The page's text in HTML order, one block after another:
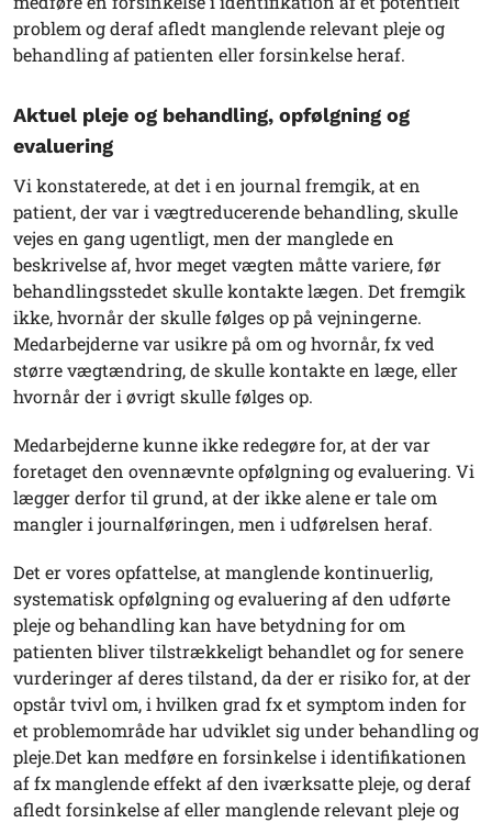
problem og deraf afledt manglende relevant pleje og
behandling af patienten eller forsinkelse heraf.
Aktuel pleje og behandling, opfølgning og
evaluering
Vi konstaterede, at det i en journal fremgik, at en
patient, der var i vægtreducerende behandling, skulle
vejes en gang ugentligt, men der manglede en
beskrivelse af, hvor meget vægten måtte variere, før
behandlingsstedet skulle kontakte lægen. Det fremgik
ikke, hvornår der skulle følges op på vejningerne.
Medarbejderne var usikre på om og hvornår, fx ved
større vægtændring, de skulle kontakte en læge, eller
hvornår der i øvrigt skulle følges op.
Medarbejderne kunne ikke redegøre for, at der var
foretaget den ovennævnte opfølgning og evaluering. Vi
lægger derfor til grund, at der ikke alene er tale om
mangler i journalføringen, men i udførelsen heraf.
Det er vores opfattelse, at manglende kontinuerlig,
systematisk opfølgning og evaluering af den udførte
pleje og behandling kan have betydning for om
patienten bliver tilstrækkeligt behandlet og for senere
vurderinger af deres tilstand, da der er risiko for, at der
opstår tvivl om, i hvilken grad fx et symptom inden for
et problemområde har udviklet sig under behandling og
pleje.Det kan medføre en forsinkelse i identifikationen
af fx manglende effekt af den iværksatte pleje, og deraf
afledt forsinkelse af eller manglende relevant pleje og